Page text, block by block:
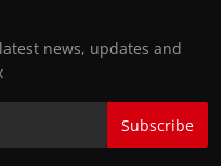
news, updates and
Subscribe